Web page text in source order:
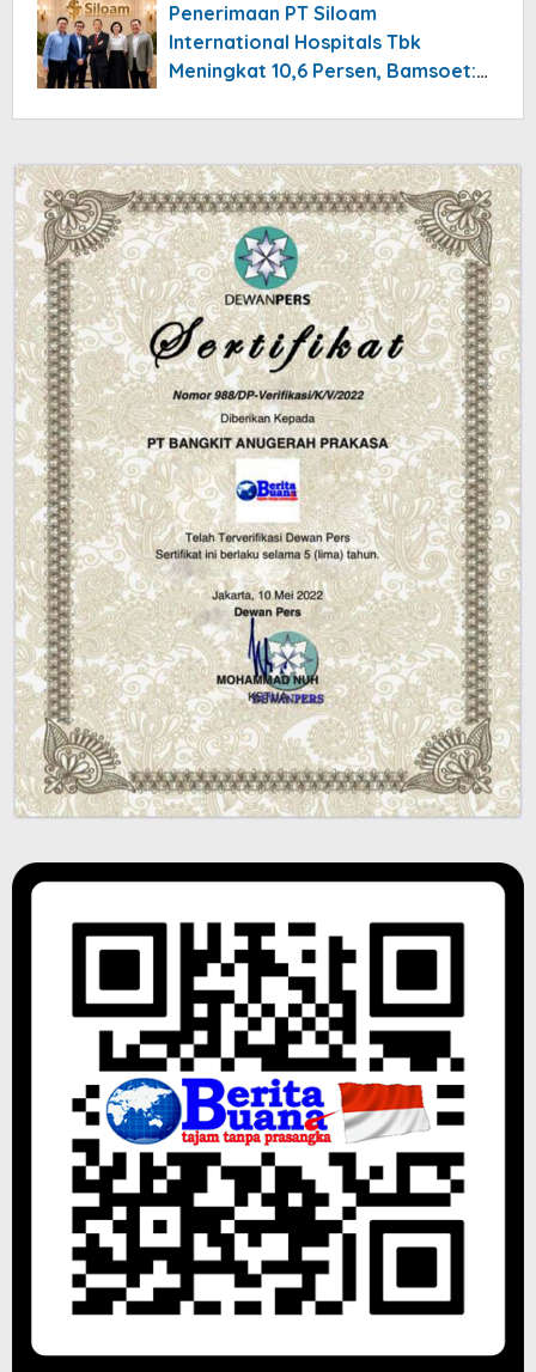
Penerimaan PT Siloam
International Hospitals Tbk
Meningkat 10,6 Persen, Bamsoet: